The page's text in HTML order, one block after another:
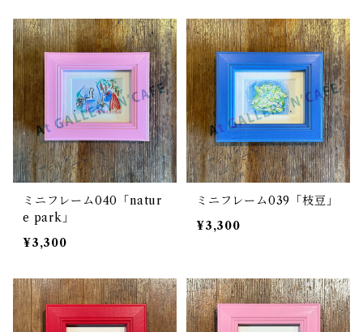
ミニフレーム040「natur
e park」
¥3,300
ミニフレーム039「枝豆」
¥3,300